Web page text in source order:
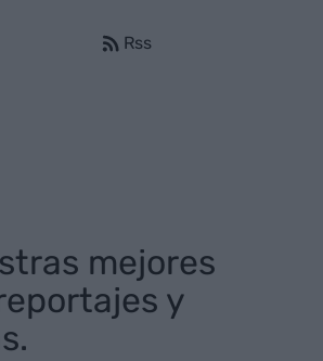
Rss
mejores
y